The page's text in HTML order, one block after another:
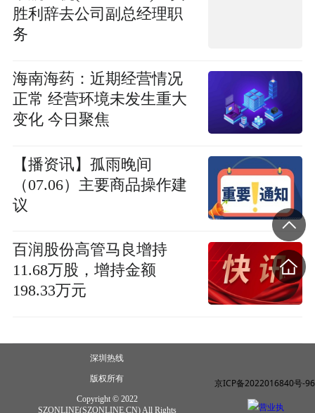
胜利辞去公司副总经理职
务
海南海药：近期经营情况
正常 经营环境未发生重大
变化 今日聚焦
【播资讯】孤雨晚间
（07.06）主要商品操作建
议
百润股份高管马良增持
11.68万股，增持金额
198.33万元
深圳热线
版权所有
Copyright © 2022
SZONLINE(SZONLINE.CN) All Rights
京ICP备2022016840号-96
营业执